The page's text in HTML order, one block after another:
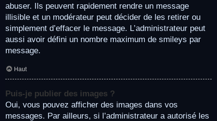
abuser. Ils peuvent rapidement rendre un message
illisible et un modérateur peut décider de les retirer ou
simplement d’effacer le message. L’administrateur peut
aussi avoir défini un nombre maximum de smileys par
message.
Haut
Puis-je publier des images ?
Oui, vous pouvez afficher des images dans vos
messages. Par ailleurs, si l’administrateur a autorisé les